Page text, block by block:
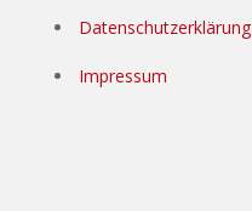
Datenschutzerklärung
Impressum